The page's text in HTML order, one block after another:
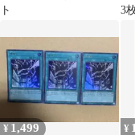
ト
3
¥ 1,499 ¥